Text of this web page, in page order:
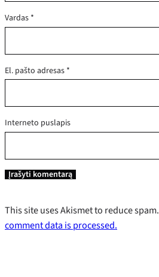
Vardas *
El. pašto adresas *
Interneto puslapis
This site uses Akismet to reduce spam.
comment data is processed.